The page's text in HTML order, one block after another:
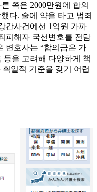
쪽은 2000만원에 합의
다. 술에 약을 타고 범죄
간사건에선 1억원 가까
피해자 국선변호를 전담
변호사는 “합의금은 가
을 고려해 다양하게 책
일적 기준을 갖기 어렵